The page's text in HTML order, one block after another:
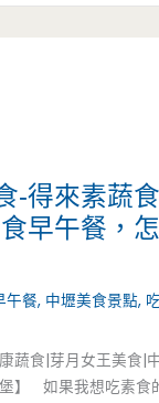
-得來素蔬
早午餐，
午餐, 中壢美食景點,
蔬食|芽月女王美食|
】 如果我想吃素食